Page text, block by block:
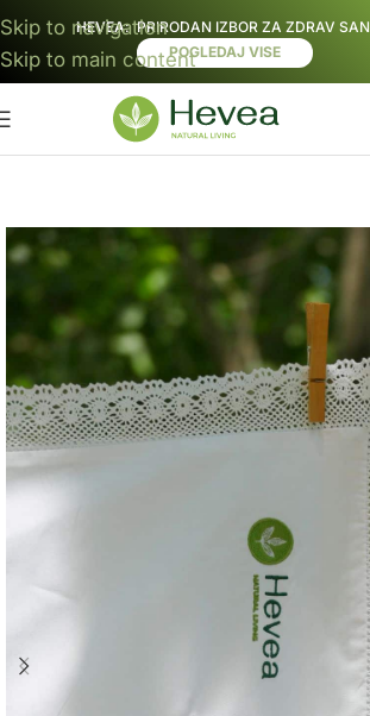
Skip to navigation
Skip to main content
HEVEA: PRIRODAN IZBOR ZA ZDRAV SAN
POGLEDAJ VISE